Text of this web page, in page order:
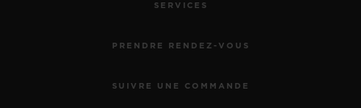
SERVICES
PRENDRE RENDEZ-VOUS
SUIVRE UNE COMMANDE